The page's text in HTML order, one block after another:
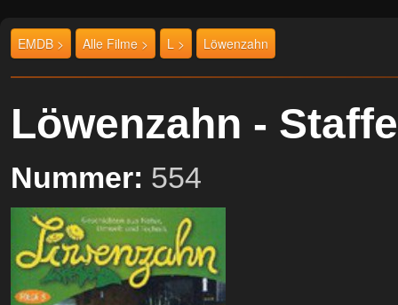
EMDB > Alle Filme > L > Löwenzahn
Löwenzahn -
Nummer: 554